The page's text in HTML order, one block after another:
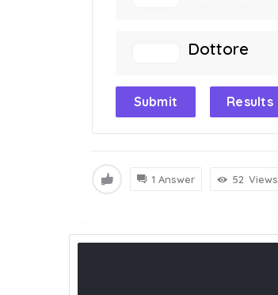
Dottore
Submit Results
1 Answer 52 Views